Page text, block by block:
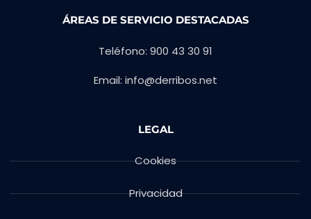
ÁREAS DE SERVICIO DESTACADAS
Teléfono: 900 43 30 91
Email: info@derribos.net
LEGAL
Cookies
Privacidad